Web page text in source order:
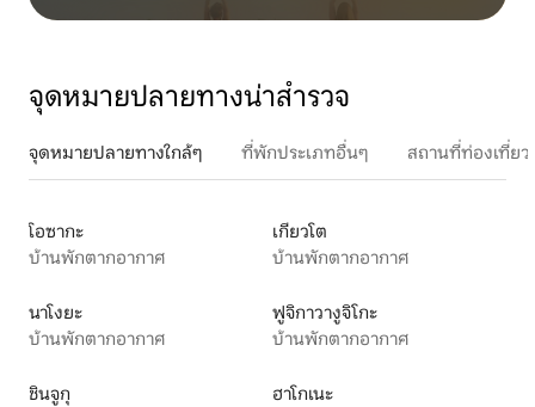
จุดหมายปลายทางน่าสำรวจ
จุดหมายปลายทางใกล้ๆ ที่พักประเภทอื่นๆ สถานที่ท่องเที่ย
โอซากะ
บ้านพักตากอากาศ
เกียวโต
บ้านพักตากอากาศ
นาโงยะ
บ้านพักตากอากาศ
ฟูจิกาวางูจิโกะ
บ้านพักตากอากาศ
ชินจูกุ
ฮาโกเนะ